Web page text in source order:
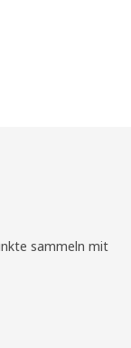
sammeln mit